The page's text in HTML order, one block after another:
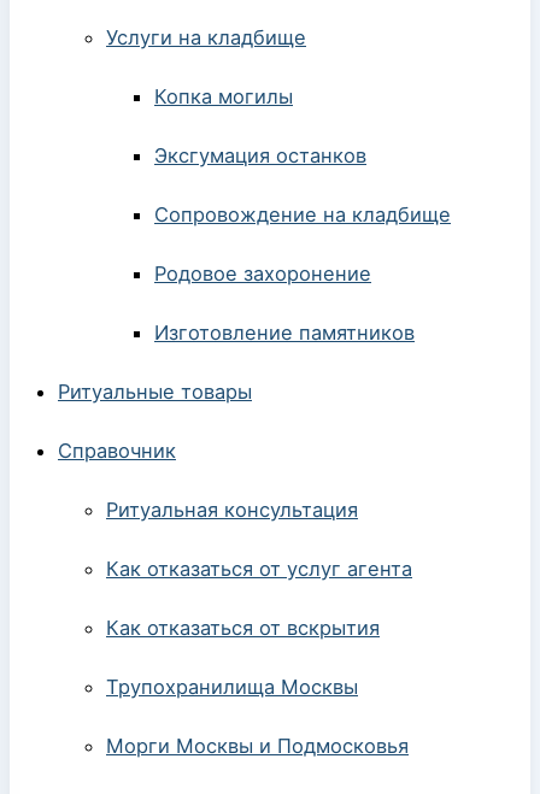
Услуги на кладбище
Копка могилы
Эксгумация останков
Сопровождение на кладбище
Родовое захоронение
Изготовление памятников
Ритуальные товары
Справочник
Ритуальная консультация
Как отказаться от услуг агента
Как отказаться от вскрытия
Трупохранилища Москвы
Морги Москвы и Подмосковья